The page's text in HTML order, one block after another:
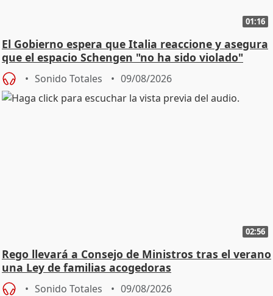
01:16
El Gobierno espera que Italia reaccione y asegura
que el espacio Schengen "no ha sido violado"
Sonido Totales 09/08/2026
02:56
Rego llevará a Consejo de Ministros tras el verano
una Ley de familias acogedoras
Sonido Totales 09/08/2026